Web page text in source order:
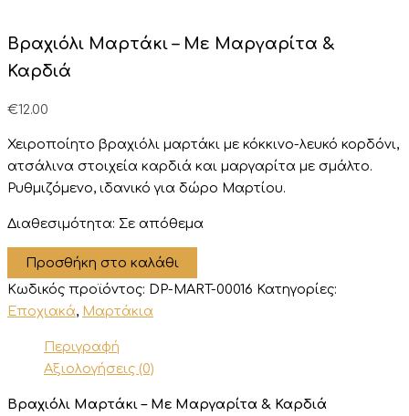
Βραχιόλι Μαρτάκι – Με Μαργαρίτα &
Καρδιά
€12.00
Χειροποίητο βραχιόλι μαρτάκι με κόκκινο-λευκό κορδόνι,
ατσάλινα στοιχεία καρδιά και μαργαρίτα με σμάλτο.
Ρυθμιζόμενο, ιδανικό για δώρο Μαρτίου.
Διαθεσιμότητα: Σε απόθεμα
Βραχιόλι
Μαρτάκι
-
Με
Καρδιά
Προσθήκη στο καλάθι
Κωδικός προϊόντος: DP-MART-00016 Κατηγορίες:
Εποχιακά, Μαρτάκια
Περιγραφή
Αξιολογήσεις (0)
Βραχιόλι Μαρτάκι – Με Μαργαρίτα & Καρδιά